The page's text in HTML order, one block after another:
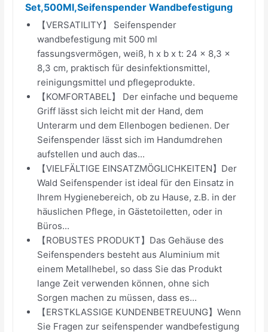
Set,500Ml,Seifenspender Wandbefestigung
【VERSATILITY】 Seifenspender
wandbefestigung mit 500 ml
fassungsvermögen, weiß, h x b x t: 24 x 8,3 x
8,3 cm, praktisch für desinfektionsmittel,
reinigungsmittel und pflegeprodukte.
【KOMFORTABEL】 Der einfache und bequeme
Griff lässt sich leicht mit der Hand, dem
Unterarm und dem Ellenbogen bedienen. Der
Seifenspender lässt sich im Handumdrehen
aufstellen und auch das...
【VIELFÄLTIGE EINSATZMÖGLICHKEITEN】Der
Wald Seifenspender ist ideal für den Einsatz in
Ihrem Hygienebereich, ob zu Hause, z.B. in der
häuslichen Pflege, in Gästetoiletten, oder in
Büros...
【ROBUSTES PRODUKT】Das Gehäuse des
Seifenspenders besteht aus Aluminium mit
einem Metallhebel, so dass Sie das Produkt
lange Zeit verwenden können, ohne sich
Sorgen machen zu müssen, dass es...
【ERSTKLASSIGE KUNDENBETREUUNG】Wenn
Sie Fragen zur seifenspender wandbefestigung